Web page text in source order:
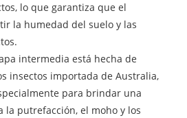
lo que garantiza que el
la humedad del suelo y las
intermedia está hecha de
insectos importada de Australia,
para brindar una
la putrefacción, el moho y los